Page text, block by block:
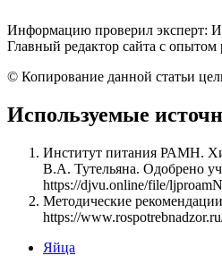
Информацию проверил эксперт:
Главный редактор сайта с
© Копирование данной статьи
Используемые
Институт питания РАМН.
В.А. Тутельяна. Одобрено
https://djvu.online/file/
Методические
https://
Яйца